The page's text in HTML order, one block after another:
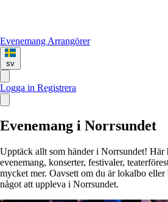
Evenemang Arrangörer
sv
Logga in Registrera
Evenemang i Norrsundet
Upptäck allt som händer i Norrsundet! Här
evenemang, konserter, festivaler,
mycket mer. Oavsett om du är lokalbo
något att uppleva i Norrsundet.